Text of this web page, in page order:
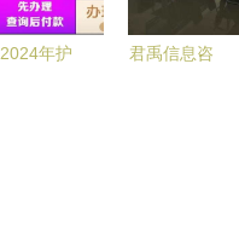
场、产品与
价值解析
2024年护
君禹信息咨